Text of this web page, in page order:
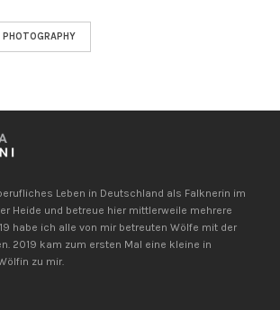
PHOTOGRAPHY
Leben in Deutschland als Falknerin im
Heide und betreue hier mittlerweile mehrere
habe ich alle von mir betreuten Wölfe mit der
2019 kam zum ersten Mal eine kleine in
zu mir.